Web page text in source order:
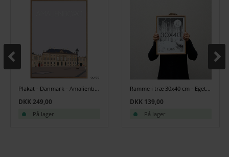
Plakat - Danmark - Amalienborg
DKK 249,00
På lager
Ramme i træ 30x40 cm - Egetræ
DKK 139,00
På lager